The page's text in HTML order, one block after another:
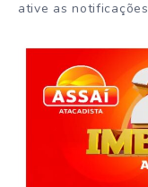
ative as notificações